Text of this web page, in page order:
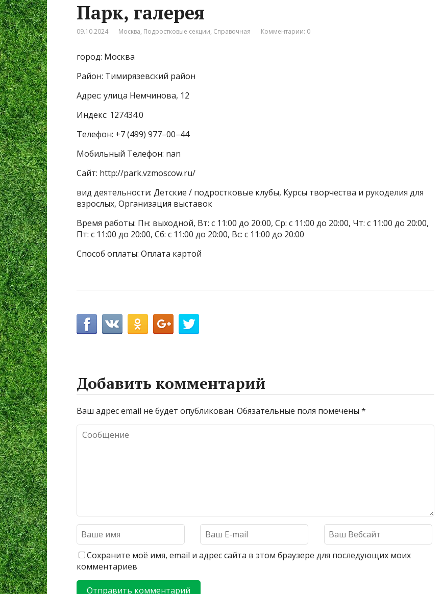
Парк, галерея
09.10.2024 Москва, Подростковые секции, Справочная Комментарии: 0
город: Москва
Район: Тимирязевский район
Адрес: улица Немчинова, 12
Индекс: 127434.0
Телефон: +7 (499) 977‒00‒44
Мобильный Телефон: nan
Сайт: http://park.vzmoscow.ru/
вид деятельности: Детские / подростковые клубы, Курсы творчества и рукоделия для
взрослых, Организация выставок
Время работы: Пн: выходной, Вт: с 11:00 до 20:00, Ср: с 11:00 до 20:00, Чт: с 11:00 до 20:00,
Пт: с 11:00 до 20:00, Сб: с 11:00 до 20:00, Вс: с 11:00 до 20:00
Способ оплаты: Оплата картой
Добавить комментарий
Ваш адрес email не будет опубликован. Обязательные поля помечены *
Сохраните моё имя, email и адрес сайта в этом браузере для последующих моих
комментариев